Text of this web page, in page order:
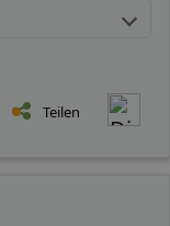
Teilen